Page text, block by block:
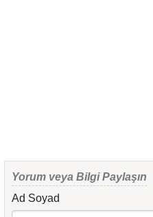
Yorum veya Bilgi Paylaşın
Ad Soyad